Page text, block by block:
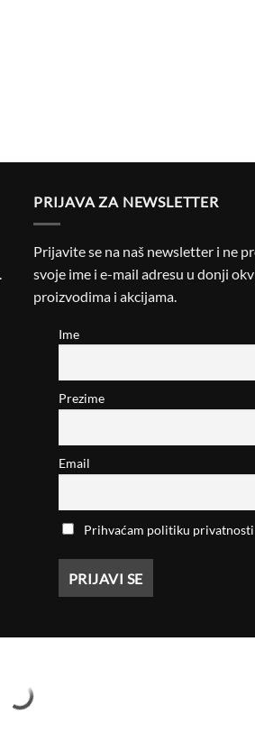
PRIJAVA ZA NEWSLETTER
Prijavite se na naš newsletter i ne
svoje ime i e-mail adresu u donji
proizvodima i akcijama.
Ime
Prezime
Email
Prihvaćam politiku privatnosti